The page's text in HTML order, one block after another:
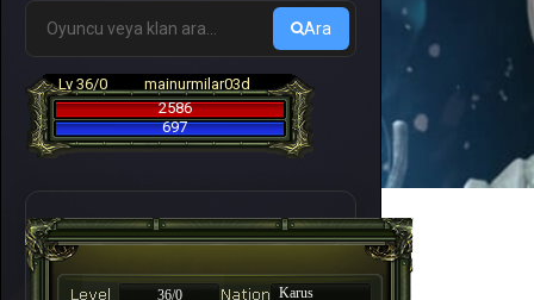
Ara
Lv 36/0
mainurmilar03d
2586
697
36/0
Karus